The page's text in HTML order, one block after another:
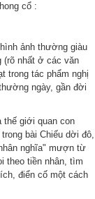
cổ :
ảnh thường giàu
(rõ nhất ở các văn
trong tác phẩm nghị
ngày, gần đời
thế giới quan con
bài Chiếu dời đô,
nghĩa" mượn từ
theo tiền nhân, tìm
điển cố một cách